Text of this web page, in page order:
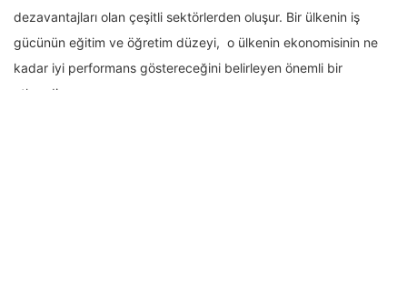
dezavantajları olan çeşitli sektörlerden oluşur. Bir ülkenin iş
gücünün eğitim ve öğretim düzeyi, o ülkenin ekonomisinin ne
kadar iyi performans göstereceğini belirleyen önemli bir
etkendir.